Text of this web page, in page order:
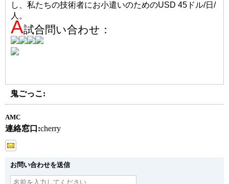
し、私たちの技術者にお小遣いのためのUSD 45ドル/日/
人。
A試合問い合わせ：
鬼ごっこ:
AMC
連絡窓口:cherry
お問い合わせを送信